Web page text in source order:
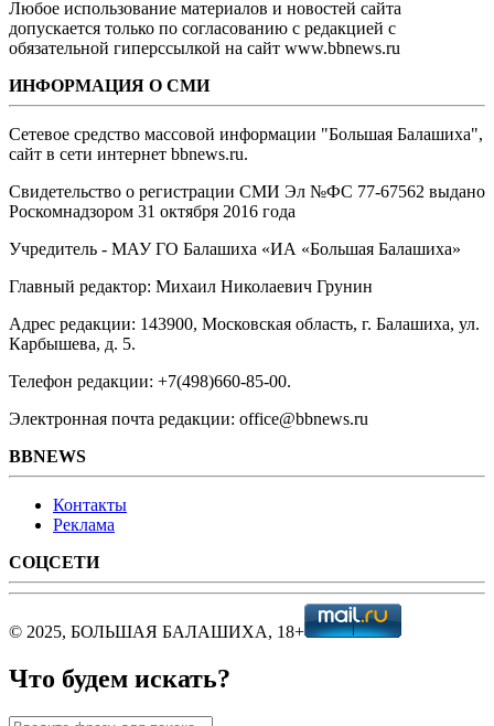
Любое использование материалов и новостей сайта
допускается только по согласованию с редакцией с
обязательной гиперссылкой на сайт www.bbnews.ru
ИНФОРМАЦИЯ О СМИ
Сетевое средство массовой информации "Большая Балашиха",
сайт в сети интернет bbnews.ru.
Свидетельство о регистрации СМИ Эл №ФС ‎77-67562 выдано
Роскомнадзором 31 октября 2016 года
Учредитель - МАУ ГО Балашиха «ИА «Большая Балашиха»
Главный редактор: Михаил Николаевич Грунин
Адрес редакции: 143900, Московская область, г. Балашиха, ул.
Карбышева, д. 5.
Телефон редакции: +7(498)660-85-00.
Электронная почта редакции: office@bbnews.ru
BBNEWS
Контакты
Реклама
СОЦСЕТИ
© 2025, БОЛЬШАЯ БАЛАШИХА, 18+
Что будем искать?